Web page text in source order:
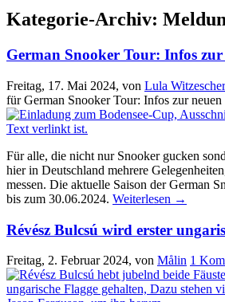
Kategorie-Archiv:
German Snooker Tour: Infos zur
Freitag, 17. Mai 2024, von Lula Witzescher
für German Snooker Tour: Infos zur neuen
Für alle, die nicht nur Snooker gucken
hier in Deutschland mehrere
messen. Die aktuelle Saison der German
bis zum 30.06.2024. Weiterlesen →
Révész Bulcsú wird erster
Freitag, 2. Februar 2024, von Målin 1